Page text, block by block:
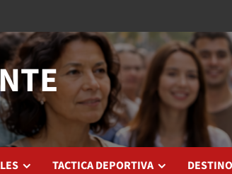
TACTICA DEPORTIVA